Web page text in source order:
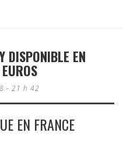
DISPONIBLE EN
- 21 h 42
EN FRANCE